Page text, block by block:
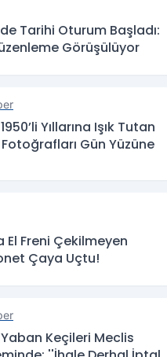
Tarihi Oturum Başladı:
Görüşülüyor
Yıllarına Işık Tutan
Fotoğrafları Gün Yüzüne
El Freni Çekilmeyen
Çaya Uçtu!
Yaban Keçileri Meclis